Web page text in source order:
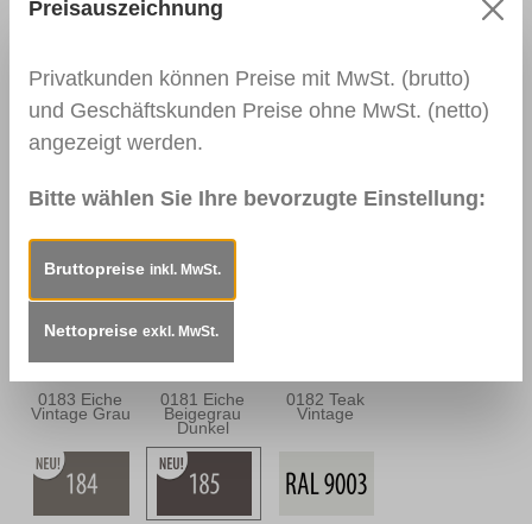
Nussbaum
Antik
Nussbraun
Palisander
Dunkel
Mahagoni Hell
0163
Mahagoni
0157
Mooreiche
0183 Eiche
Vintage Grau
0181 Eiche
Beigegrau
Dunkel
0182 Teak
Vintage
Preisauszeichnung
Privatkunden können Preise mit MwSt. (brutto)
und Geschäftskunden Preise ohne MwSt. (netto)
angezeigt werden.
Bitte wählen Sie Ihre bevorzugte Einstellung:
Bruttopreise inkl. MwSt.
Nettopreise exkl. MwSt.